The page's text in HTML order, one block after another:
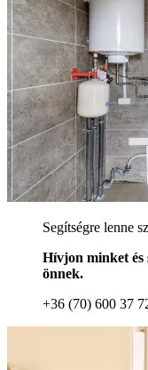
Segítségre lenne
Hívjon minket és
önnek.
+36 (70) 600 37